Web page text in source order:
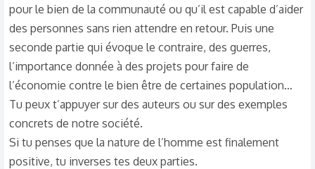
Rousseau.
s
pour le bien de la communauté ou qu’il est capable d’aider
des personnes sans rien attendre en retour. Puis une
seconde partie qui évoque le contraire, des guerres,
l’importance donnée à des projets pour faire de
l’économie contre le bien être de certaines population…
Tu peux t’appuyer sur des auteurs ou sur des exemples
concrets de notre société.
Si tu penses que la nature de l’homme est finalement
positive, tu inverses tes deux parties.